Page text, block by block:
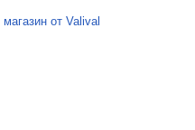
от Valival